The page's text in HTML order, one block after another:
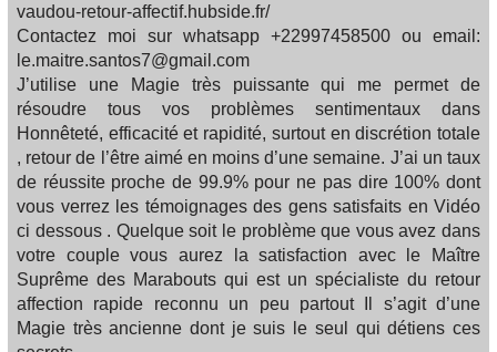
vaudou-retour-affectif.hubside.fr/
Contactez moi sur whatsapp +22997458500 ou email:
le.maitre.santos7@gmail.com
J’utilise une Magie très puissante qui me permet de
résoudre tous vos problèmes sentimentaux dans
Honnêteté, efficacité et rapidité, surtout en discrétion totale
, retour de l’être aimé en moins d’une semaine. J’ai un taux
de réussite proche de 99.9% pour ne pas dire 100% dont
vous verrez les témoignages des gens satisfaits en Vidéo
ci dessous . Quelque soit le problème que vous avez dans
votre couple vous aurez la satisfaction avec le Maître
Suprême des Marabouts qui est un spécialiste du retour
affection rapide reconnu un peu partout Il s’agit d’une
Magie très ancienne dont je suis le seul qui détiens ces